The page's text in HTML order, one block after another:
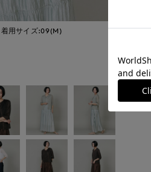
着用サイズ:09(M)